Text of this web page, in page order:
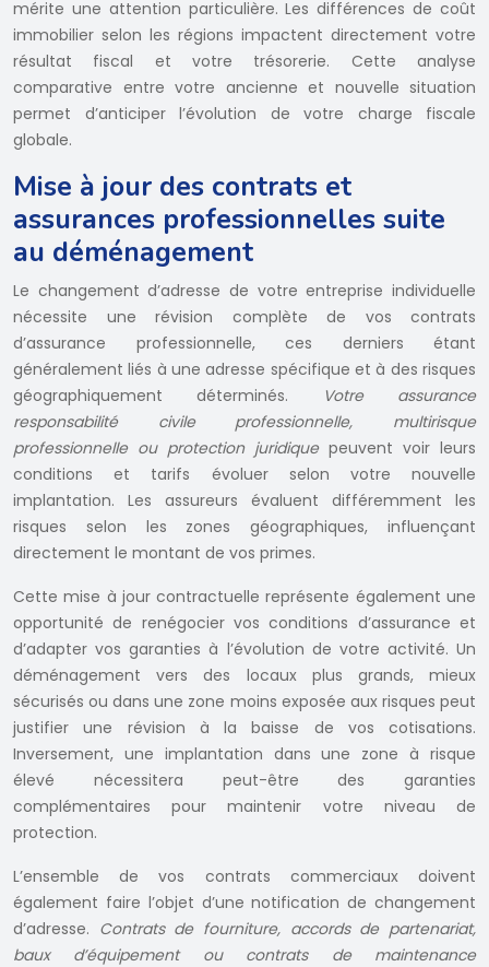
mérite une attention particulière. Les différences de coût
immobilier selon les régions impactent directement votre
résultat fiscal et votre trésorerie. Cette analyse
comparative entre votre ancienne et nouvelle situation
permet d’anticiper l’évolution de votre charge fiscale
globale.
Mise à jour des contrats et
assurances professionnelles suite
au déménagement
Le changement d’adresse de votre entreprise individuelle
nécessite une révision complète de vos contrats
d’assurance professionnelle, ces derniers étant
généralement liés à une adresse spécifique et à des risques
géographiquement déterminés.
Votre assurance
responsabilité civile professionnelle, multirisque
professionnelle ou protection juridique peuvent voir leurs
conditions et tarifs évoluer selon votre nouvelle
implantation. Les assureurs évaluent différemment les
risques selon les zones géographiques, influençant
directement le montant de vos primes.
Cette mise à jour contractuelle représente également une
opportunité de renégocier vos conditions d’assurance et
d’adapter vos garanties à l’évolution de votre activité. Un
déménagement vers des locaux plus grands, mieux
sécurisés ou dans une zone moins exposée aux risques peut
justifier une révision à la baisse de vos cotisations.
Inversement, une implantation dans une zone à risque
élevé nécessitera peut-être des garanties
complémentaires pour maintenir votre niveau de
protection.
L’ensemble de vos contrats commerciaux doivent
également faire l’objet d’une notification de changement
d’adresse. Contrats de fourniture, accords de partenariat,
baux d’équipement ou contrats de maintenance